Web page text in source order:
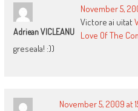
Adriean VICLEANU
November 5,
Victore ai uitat
Love Of The
greseala! :))
November 5, 2009 at